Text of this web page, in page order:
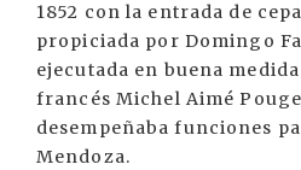
1852 con la entrada de
propiciada por Domingo
ejecutada en buena
francés Michel Aimé
desempeñaba funciones
Mendoza.